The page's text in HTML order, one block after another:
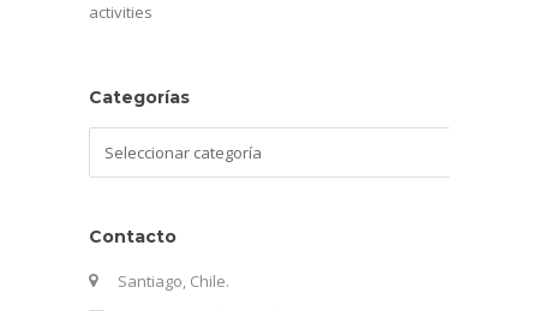
activities
Categorías
Contacto
Santiago, Chile.